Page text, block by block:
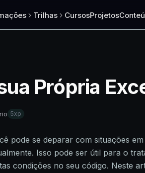
Trilhas CursosProjetos
Própria
5xp
pode se deparar com situações
Isso pode ser útil para o
condições no seu código. Neste